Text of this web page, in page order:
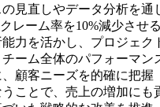
見直しやデータ分析を通
レーム率を10%減少させ
力を活かし、プロジェク
ーム全体のパフォーマン
顧客ニーズを的確に把握
ことで、売上の増加にも